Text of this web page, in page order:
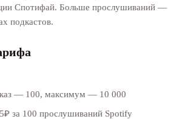
Спотифай. Больше прослушиваний —
подкастов.
— 100, максимум — 10 000
за 100 прослушиваний Spotify